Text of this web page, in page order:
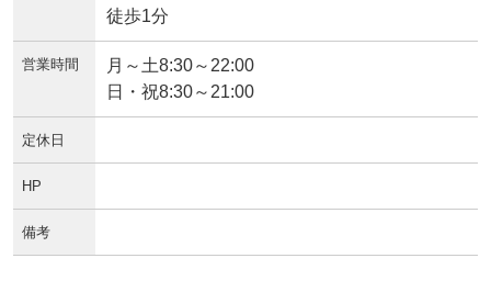
徒歩1分
営業時間
月～土8:30～22:00
日・祝8:30～21:00
定休日
HP
備考